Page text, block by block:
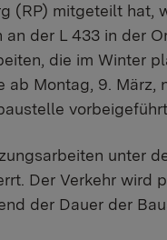
(RP) mitgeteilt hat,
der L 433 in der
die im Winter
Montag, 9. März,
unter
Der Verkehr wird
der Dauer der